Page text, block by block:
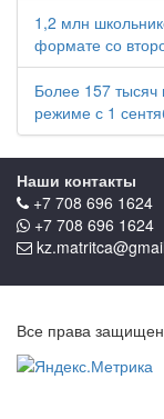
1,2 млн
формате со
Более 157 тысяч
режиме с 1
Наши контакты
+7 708 696 1624
+7 708 696 1624
Все права